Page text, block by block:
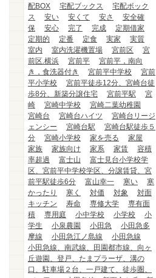
配BOX
宅配ブックス
宅配ボック
ス
安い 安くて 安さ
安全確
保
安心 完了 完成
定期借家
定期的
定番 定食 実家
実質
室内
室内洗濯機置場 宮前区
宮
前区.横浜
宮前平
宮前平，南向
き，食洗器付き
宮前平中学校
宮前
平小学校
宮前平徒歩12分、宮崎台徒
歩8分、新築分譲住宅
宮前平駅
宮
崎
宮崎中学校
宮崎二葉幼稚園
宮崎台
宮崎台ハイツ
宮崎台リージ
ェンシー
宮崎台駅
宮崎台駅徒歩５
分
宮崎小学校 家を売る
家屋
家族
家族向け 家系 家賃
容積
率超過
富士山
富士見台小学校学
区、宮前平中学校学区、分譲賃貸、宮
前平駅徒歩6分
富山幸一 寒い
寒
かったり
寒く 対価 対象
対面
キッチン
寿命 専修大学
専有面
積
専用庭 小中学校 小学校
小
学生
小泉農園 小田急
小田急多
摩線
小田急江ノ島線
小田急線
小田急線、南武線、田園都市線、向ヶ
丘遊園、登戸、たまプラーザ、溝の
口、駐車場２台、一戸建て、徒歩圏、